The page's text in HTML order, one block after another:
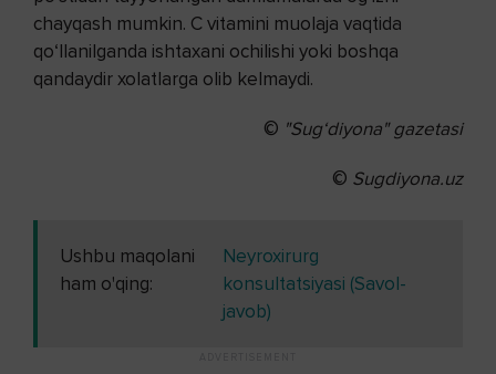
chayqash mumkin. C vitamini muolaja vaqtida
qo‘llanilganda ishtaxani ochilishi yoki boshqa
qandaydir xolatlarga olib kelmaydi.
© "Sug‘diyona" gazetasi
© Sugdiyona.uz
Ushbu maqolani
ham o'qing:
Neyroxirurg
konsultatsiyasi (Savol-
javob)